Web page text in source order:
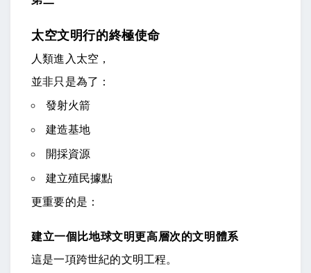
太空文明行的終極使命
人類進入太空，
並非只是為了：
發射火箭
建造基地
開採資源
建立殖民據點
更重要的是：
建立一個比地球文明更高層次的文明體系
這是一項跨世紀的文明工程。